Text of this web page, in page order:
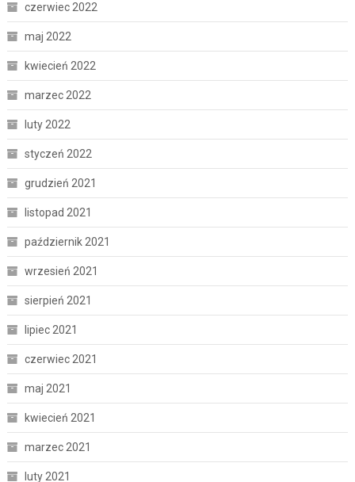
czerwiec 2022
maj 2022
kwiecień 2022
marzec 2022
luty 2022
styczeń 2022
grudzień 2021
listopad 2021
październik 2021
wrzesień 2021
sierpień 2021
lipiec 2021
czerwiec 2021
maj 2021
kwiecień 2021
marzec 2021
luty 2021